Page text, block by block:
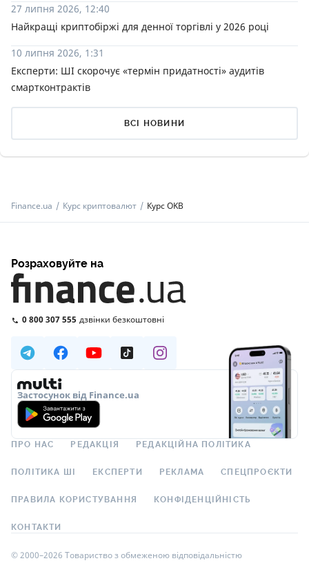
27 липня 2026, 12:40
Найкращі криптобіржі для денної торгівлі у 2026 році
10 липня 2026, 1:31
Експерти: ШІ скорочує «термін придатності» аудитів
смартконтрактів
ВСІ НОВИНИ
Finance.ua Курс криптовалют Курс OKB
Розраховуйте на
0 800 307 555 дзвінки безкоштовні
Застосунок від Finance.ua
ПРО НАС РЕДАКЦІЯ РЕДАКЦІЙНА ПОЛІТИКА
ПОЛІТИКА ШІ ЕКСПЕРТИ РЕКЛАМА СПЕЦПРОЄКТИ
ПРАВИЛА КОРИСТУВАННЯ КОНФІДЕНЦІЙНІСТЬ
КОНТАКТИ
© 2000–2026 Товариство з обмеженою відповідальністю